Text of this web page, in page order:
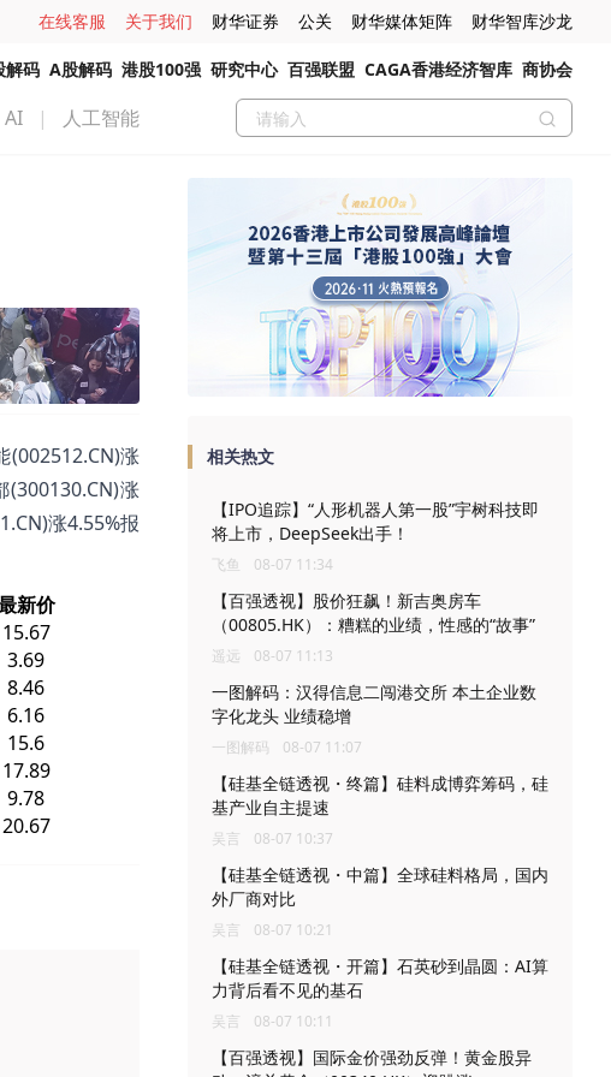
在线客服 关于我们 财华证券 公关 财华媒体矩阵 财华智库沙龙
解码 A股解码 港股100强 研究中心 百强联盟 CAGA香港经济智库 商协会
AI | 人工智能
(002512.CN)涨
涨
涨4.55%报
新价
15.67
3.69
8.46
6.16
15.6
17.89
9.78
20.67
相关热文
【IPO追踪】“人形机器人第一股”宇树科技即
将上市，DeepSeek出手！
飞鱼 08-07 11:34
【百强透视】股价狂飙！新吉奥房车
（00805.HK）：糟糕的业绩，性感的“故事”
遥远 08-07 11:13
一图解码：汉得信息二闯港交所 本土企业数
字化龙头 业绩稳增
一图解码 08-07 11:07
【硅基全链透视・终篇】硅料成博弈筹码，硅
基产业自主提速
吴言 08-07 10:37
【硅基全链透视・中篇】全球硅料格局，国内
外厂商对比
吴言 08-07 10:21
【硅基全链透视・开篇】石英砂到晶圆：AI算
力背后看不见的基石
吴言 08-07 10:11
【百强透视】国际金价强劲反弹！黄金股异